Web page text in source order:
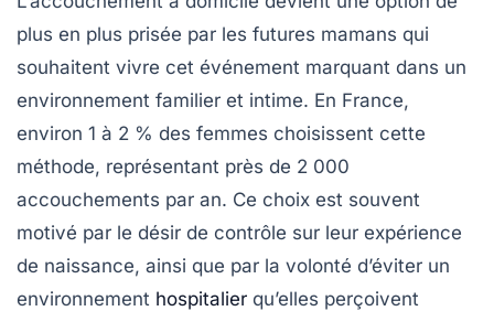
plus en plus prisée par les futures mamans qui
souhaitent vivre cet événement marquant dans un
environnement familier et intime. En France,
environ 1 à 2 % des femmes choisissent cette
méthode, représentant près de 2 000
accouchements par an. Ce choix est souvent
motivé par le désir de contrôle sur leur expérience
de naissance, ainsi que par la volonté d’éviter un
environnement hospitalier qu’elles perçoivent